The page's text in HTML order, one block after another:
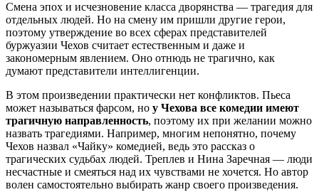
Смена эпох и исчезновение класса дворянства — трагедия для
отдельных людей. Но на смену им пришли другие герои,
поэтому утверждение во всех сферах представителей
буржуазии Чехов считает естественным и даже и
закономерным явлением. Оно отнюдь не трагично, как
думают представители интеллигенции.
В этом произведении практически нет конфликтов. Пьеса
может называться фарсом, но у Чехова все комедии имеют
трагичную направленность, поэтому их при желании можно
назвать трагедиями. Например, многим непонятно, почему
Чехов назвал «Чайку» комедией, ведь это рассказ о
трагических судьбах людей. Треплев и Нина Заречная — люди
несчастные и смеяться над их чувствами не хочется. Но автор
волен самостоятельно выбирать жанр своего произведения.